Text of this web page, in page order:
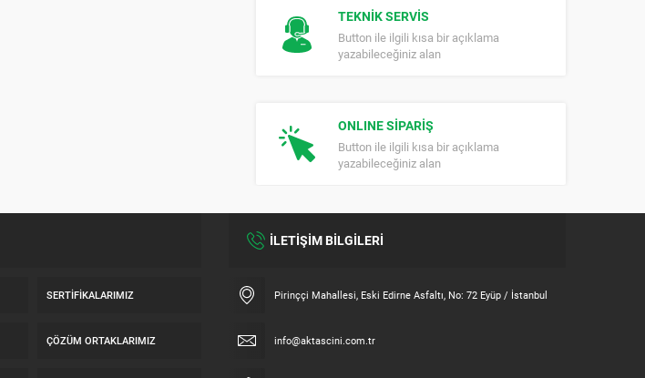
TEKNİK SERVİS
Button ile ilgili kısa bir açıklama
yazabileceğiniz alan
ONLINE SİPARİŞ
Button ile ilgili kısa bir açıklama
yazabileceğiniz alan
SERTIFIKALARIMIZ
ÇÖZÜM ORTAKLARIMIZ
İLETİŞİM BİLGİLERİ
Pirinççi Mahallesi, Eski Edirne Asfaltı, No: 72 Eyüp / İstanbul
info@aktascini.com.tr